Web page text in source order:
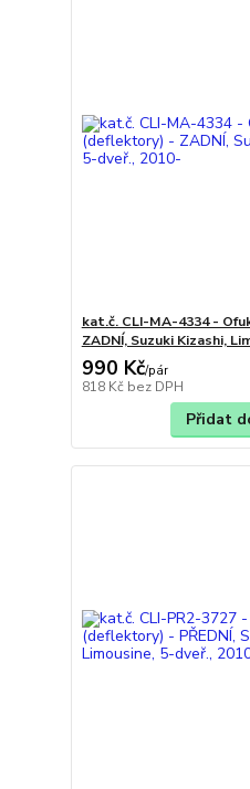
kat.č. CLI-MA-4334 -
ZADNÍ, Suzuki Kizashi,
990 Kč/pár
818 Kč bez DPH
Přidat